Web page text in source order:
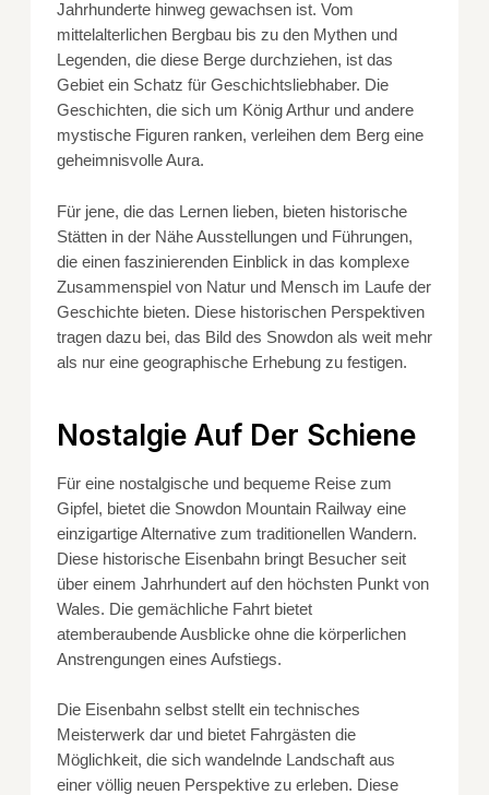
Jahrhunderte hinweg gewachsen ist. Vom
mittelalterlichen Bergbau bis zu den Mythen und
Legenden, die diese Berge durchziehen, ist das
Gebiet ein Schatz für Geschichtsliebhaber. Die
Geschichten, die sich um König Arthur und andere
mystische Figuren ranken, verleihen dem Berg eine
geheimnisvolle Aura.
Für jene, die das Lernen lieben, bieten historische
Stätten in der Nähe Ausstellungen und Führungen,
die einen faszinierenden Einblick in das komplexe
Zusammenspiel von Natur und Mensch im Laufe der
Geschichte bieten. Diese historischen Perspektiven
tragen dazu bei, das Bild des Snowdon als weit mehr
als nur eine geographische Erhebung zu festigen.
Nostalgie Auf Der Schiene
Für eine nostalgische und bequeme Reise zum
Gipfel, bietet die Snowdon Mountain Railway eine
einzigartige Alternative zum traditionellen Wandern.
Diese historische Eisenbahn bringt Besucher seit
über einem Jahrhundert auf den höchsten Punkt von
Wales. Die gemächliche Fahrt bietet
atemberaubende Ausblicke ohne die körperlichen
Anstrengungen eines Aufstiegs.
Die Eisenbahn selbst stellt ein technisches
Meisterwerk dar und bietet Fahrgästen die
Möglichkeit, die sich wandelnde Landschaft aus
einer völlig neuen Perspektive zu erleben. Diese